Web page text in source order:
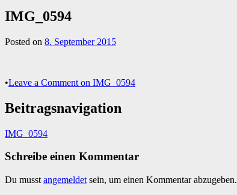
IMG_0594
Posted on 8. September 2015
•Leave a Comment on IMG_0594
Beitragsnavigation
IMG_0594
Schreibe einen Kommentar
Du musst angemeldet sein, um einen Kommentar abzugeben.